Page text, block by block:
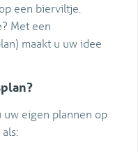
een bierviltje.
Met een
maakt u uw idee
uw eigen plannen op